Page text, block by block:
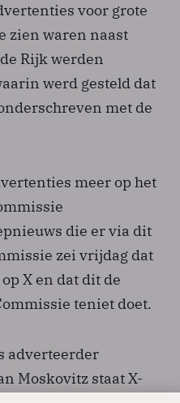
voor grote
zien waren naast
Rijk werden
werd gesteld dat
met de
meer op het
die er via dit
zei vrijdag dat
X en dat dit de
teniet doet.
adverteerder
Moskovitz staat X-